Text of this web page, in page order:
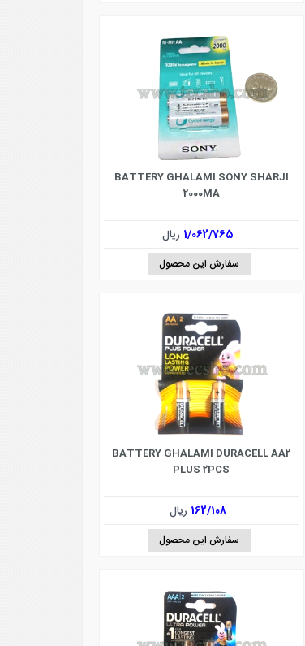
BATTERY GHALAMI SONY SHARJI
2000MA
1/062/765 ریال
سفارش این محصول
BATTERY GHALAMI DURACELL AA2
PLUS 2PCS
162/108 ریال
سفارش این محصول